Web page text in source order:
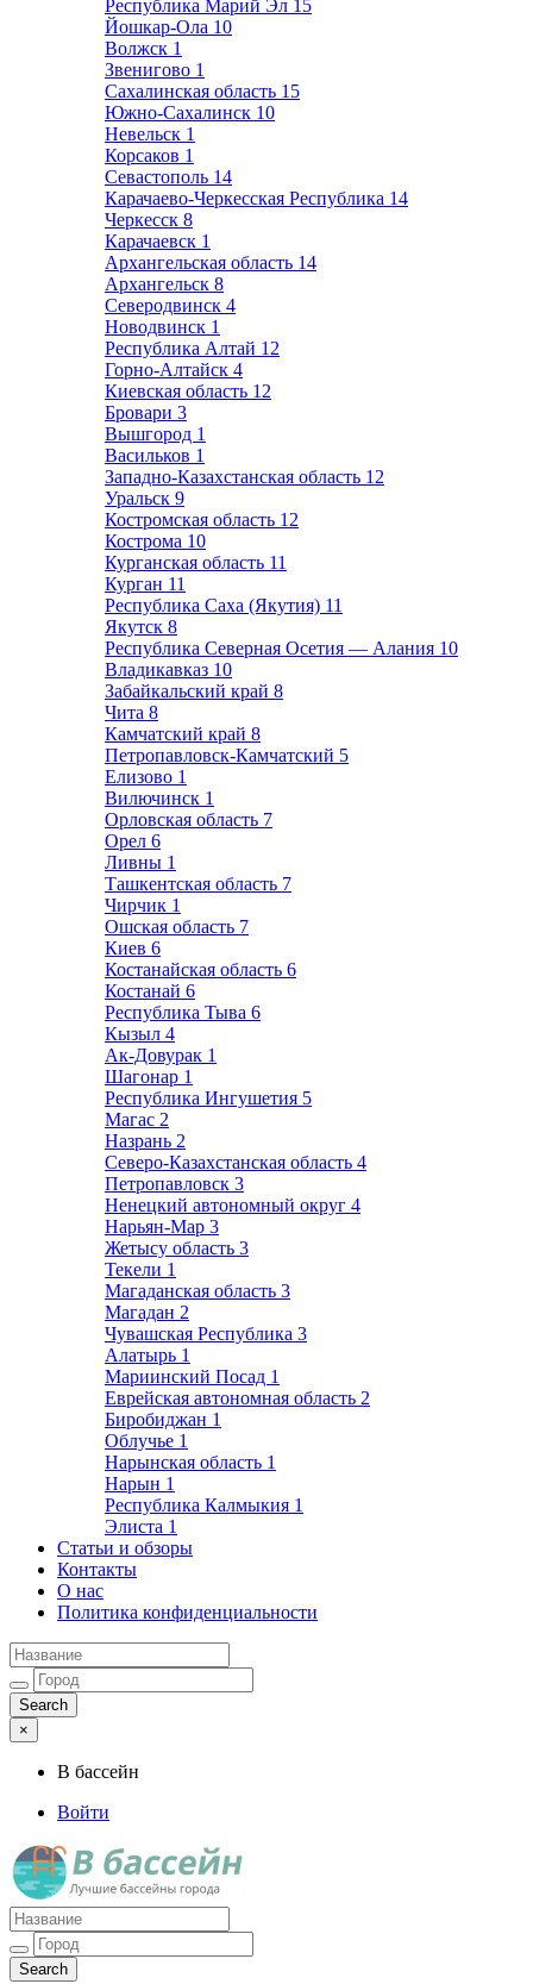
Республика Марий Эл 15
Йошкар-Ола 10
Волжск 1
Звенигово 1
Сахалинская область 15
Южно-Сахалинск 10
Невельск 1
Корсаков 1
Севастополь 14
Карачаево-Черкесская Республика 14
Черкесск 8
Карачаевск 1
Архангельская область 14
Архангельск 8
Северодвинск 4
Новодвинск 1
Республика Алтай 12
Горно-Алтайск 4
Киевская область 12
Бровари 3
Вышгород 1
Васильков 1
Западно-Казахстанская область 12
Уральск 9
Костромская область 12
Кострома 10
Курганская область 11
Курган 11
Республика Саха (Якутия) 11
Якутск 8
Республика Северная Осетия — Алания 10
Владикавказ 10
Забайкальский край 8
Чита 8
Камчатский край 8
Петропавловск-Камчатский 5
Елизово 1
Вилючинск 1
Орловская область 7
Орел 6
Ливны 1
Ташкентская область 7
Чирчик 1
Ошская область 7
Киев 6
Костанайская область 6
Костанай 6
Республика Тыва 6
Кызыл 4
Ак-Довурак 1
Шагонар 1
Республика Ингушетия 5
Магас 2
Назрань 2
Северо-Казахстанская область 4
Петропавловск 3
Ненецкий автономный округ 4
Нарьян-Мар 3
Жетысу область 3
Текели 1
Магаданская область 3
Магадан 2
Чувашская Республика 3
Алатырь 1
Мариинский Посад 1
Еврейская автономная область 2
Биробиджан 1
Облучье 1
Нарынская область 1
Нарын 1
Республика Калмыкия 1
Элиста 1
Статьи и обзоры
Контакты
О нас
Политика конфиденциальности
×
В бассейн
Войти
Лучшие бассейны города